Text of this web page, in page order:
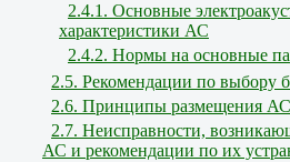
2.4.1. Основные
характеристики АС
2.4.2. Нормы на основные
2.5. Рекомендации по выбору
2.6. Принципы размещения
2.7. Неисправности,
АС и рекомендации по их